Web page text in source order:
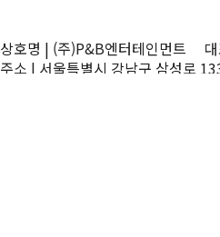
상호명 | (주)P&B엔터테인먼트
주소 | 서울특별시 강남구 삼성로